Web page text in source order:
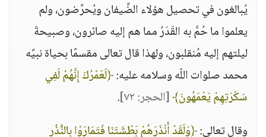
يُبالغون في تحصيل هؤلاء الضِّيفان ويُحرِّضون، ولم
يعلموا ما حُمَّ به القَدَرُ مما هم إليه صائرون، وصبيحةَ
ليلتهم إليه مُنقلبون، ولهذا قال تعالى مقسمًا بحياة نبيِّه
محمد صلوات اللّه وسلامه عليه:﴿لَعَمْرُكَ إِنَّهُمْ لَفِي
سَكْرَتِهِمْ يَعْمَهُونَ﴾[الحجر: ٧٢]
.
وقال تعالى:﴿وَلَقَدْ أَنْذَرَهُمْ بَطْشَتَنَا فَتَمَارَوْا بِالنُّذُرِ